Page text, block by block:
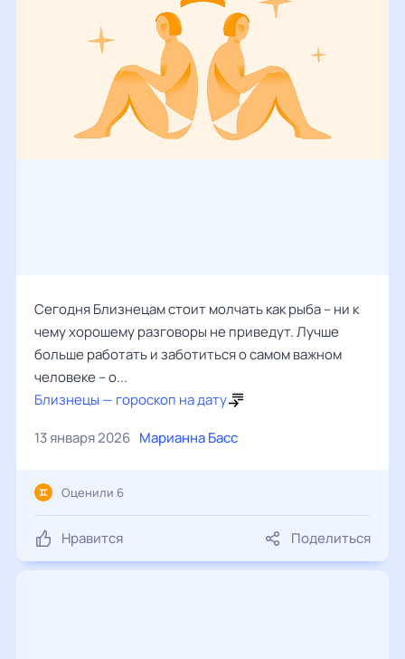
Сегодня Близнецам стоит молчать как рыба – ни к
чему хорошему разговоры не приведут. Лучше
больше работать и заботиться о самом важном
человеке – о...
Близнецы — гороскоп на дату
13 января 2026 Марианна Басс
Нравится Поделиться
Оценили 6